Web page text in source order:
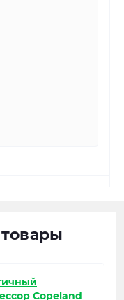
Copeland